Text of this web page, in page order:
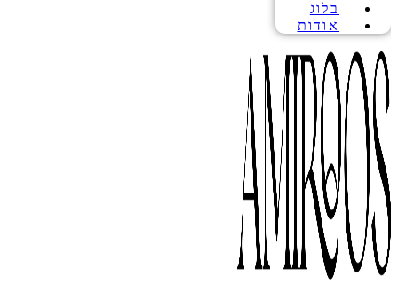
בלוג
אודות